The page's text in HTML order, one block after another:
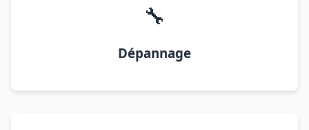
🔧
Dépannage